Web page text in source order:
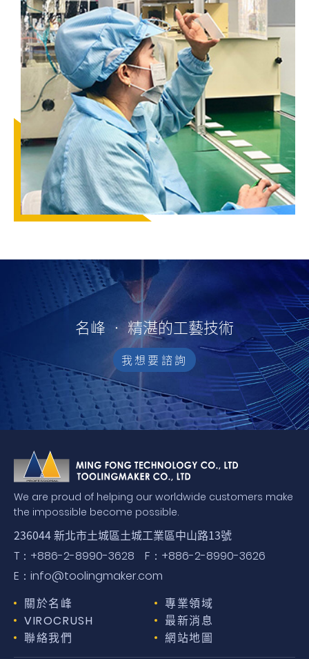
名峰 ‧ 精湛的工藝技術
我想要諮詢
We are proud of helping our worldwide customers make
the impossible become possible.
236044 新北市土城區土城工業區中山路13號
T： +886-2-8990-3628 F： +886-2-8990-3626
E： info@toolingmaker.com
關於名峰
專業領域
VIROCRUSH
最新消息
聯絡我們
網站地圖